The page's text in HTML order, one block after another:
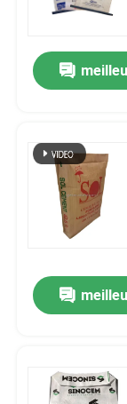
Demandez
Pp
Sacs en
Sacs
Un sac à